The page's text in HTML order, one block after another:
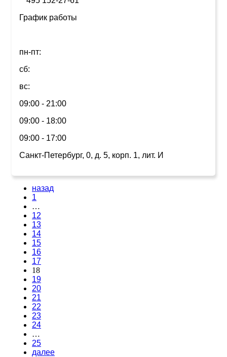
График работы
пн-пт:
сб:
вс:
09:00 - 21:00
09:00 - 18:00
09:00 - 17:00
Санкт-Петербург, 0, д. 5, корп. 1, лит. И
назад
1
…
12
13
14
15
16
17
18
19
20
21
22
23
24
…
25
далее